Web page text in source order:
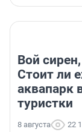
Вой
Стоит ли
аквапарк
туристки
8 августа 22